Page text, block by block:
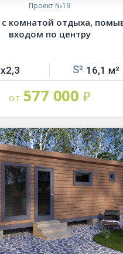
Проект №19
с комнатой отдыха,
входом по центру
16,1
577 000